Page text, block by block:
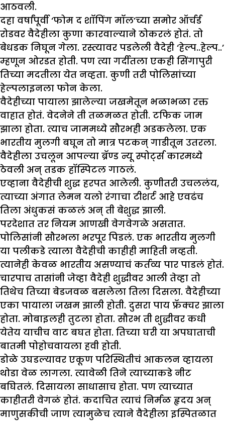
आठवली.
दहा वर्षांपूर्वी ‘फोम द शॉपिंग मॉल’च्या समोर ऑर्चर्ड
रोडवर वैदेहीला कुणा कारवाल्याने ठोकरलं होतं. तो
बेधडक निघून गेला. रस्त्यावर पडलेली वैदेही ‘हेल्प..हेल्प..’
म्हणून ओरडत होती. पण त्या गर्दीतला एकही सिंगापुरी
तिच्या मदतीला येत नव्हता. कुणी तरी पोलिसांच्या
हेल्पलाइनला फोन केला.
वैदेहीच्या पायाला झालेल्या जखमेतून भळाभळा रक्त
वाहात होतं. वेदनेने ती तळमळत होती. टफिक जाम
झाला होता. त्याच जाममध्ये सौरभही अडकलेला. एक
भारतीय मुलगी बघून तो मात्र पटकन् गाडीतून उतरला.
वैदेहीला उचलून आपल्या ब्रॅण्ड न्यू स्पोर्ट्स कारमध्ये
ठेवली अन् तडक हॉस्पिटल गाठलं.
एव्हाना वैदेहीची शुद्ध हरपत आलेली. कुणीतरी उचललंय,
त्याच्या अंगात लेमन यलो रंगाचा टीशर्ट आहे एवढंच
तिला अंधुकसं कळलं अन् ती बेशुद्ध झाली.
परदेशात तर नियम आणखी वेगवेगळे असतात.
पोलिसांनी सौरभला भरपूर पिडलं. एक भारतीय मुलगी
या पलीकडे त्याला वैदेहीची काहीही माहिती नव्हती.
त्यानेही केवळ भारतीय असण्याचं कर्तव्य पार पाडलं होतं.
चारपाच तासांनी जेव्हा वैदेही शुद्धीवर आली तेव्हा तो
तिथेच तिच्या बेडजवळ बसलेला तिला दिसला. वैदेहीच्या
एका पायाला जखम झाली होती. दुसरा पाय फ्रॅक्चर झाला
होता. मोबाइलही तुटला होता. सौरभ ती शुद्धीवर कधी
येतेय याचीच वाट बघत होता. तिच्या घरी या अपघाताची
बातमी पोहोचवायला हवी होती.
डोळे उघडल्यावर एकूण परिस्थितीचं आकलन व्हायला
थोडा वेळ लागला. त्यावेळी तिने त्याच्याकडे नीट
बघितलं. दिसायला साधासाच होता. पण त्याच्यात
काहीतरी वेगळं होतं. कदाचित त्याचं निर्मळ हृदय अन्
माणुसकीची जाण त्यामुळेच त्याने वैदेहीला इस्पितळात